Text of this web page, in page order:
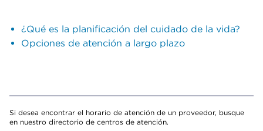
¿Qué es la planificación del cuidado de la vida?
Opciones de atención a largo plazo
Si desea encontrar el horario de atención de un proveedor, busque
en nuestro directorio de centros de atención.